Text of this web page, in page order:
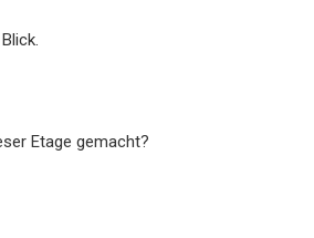
Etage gemacht?